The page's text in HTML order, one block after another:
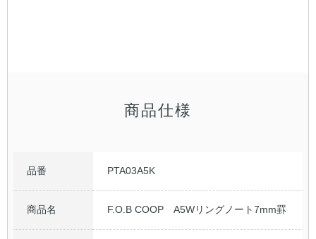
商品仕様
品番 PTA03A5K
商品名 F.O.B COOP A5Wリングノート7mm罫